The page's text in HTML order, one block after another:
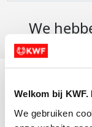
Welkom bij
We gebruiken
We